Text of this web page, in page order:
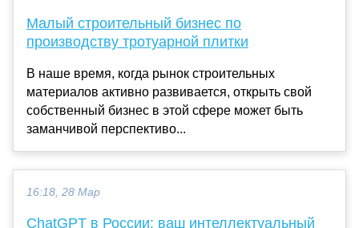
Малый строительный бизнес по
производству тротуарной плитки
В наше время, когда рынок строительных
материалов активно развивается, открыть свой
собственный бизнес в этой сфере может быть
заманчивой перспективо...
16:18, 28 Мар
ChatGPT в России: ваш интеллектуальный